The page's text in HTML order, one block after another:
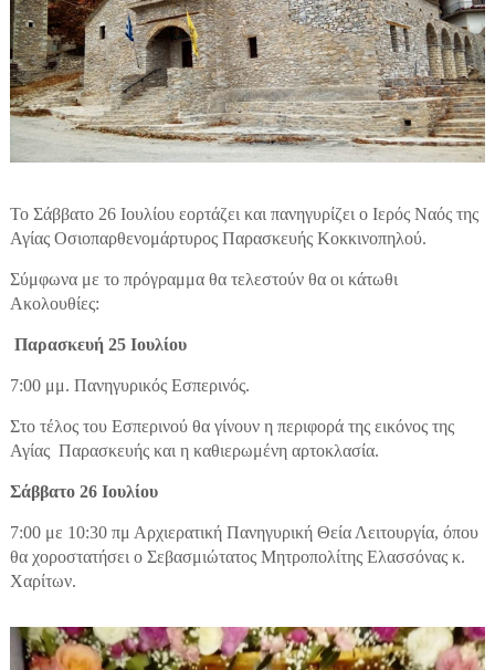
To Σάββατο 26 Ιουλίου εορτάζει και πανηγυρίζει ο Ιερός Ναός της
Αγίας Οσιοπαρθενομάρτυρος Παρασκευής Κοκκινοπηλού.
Σύμφωνα με το πρόγραμμα θα τελεστούν θα οι κάτωθι
Ακολουθίες:
Παρασκευή 25 Ιουλίου
7:00 μμ. Πανηγυρικός Εσπερινός.
Στο τέλος του Εσπερινού θα γίνουν η περιφορά της εικόνος της
Αγίας Παρασκευής και η καθιερωμένη αρτοκλασία.
Σάββατο 26 Ιουλίου
7:00 με 10:30 πμ Αρχιερατική Πανηγυρική Θεία Λειτουργία, όπου
θα χοροστατήσει ο Σεβασμιώτατος Μητροπολίτης Ελασσόνας κ.
Χαρίτων.